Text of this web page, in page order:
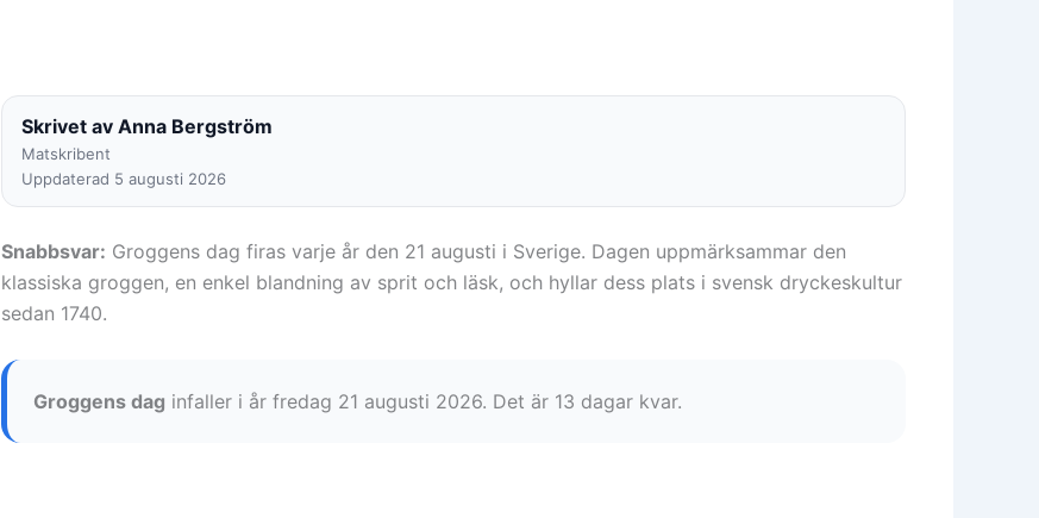
Skrivet av Anna Bergström
Matskribent
Uppdaterad 5 augusti 2026
Snabbsvar: Groggens dag firas varje år den 21 augusti i Sverige. Dagen uppmärksammar den
klassiska groggen, en enkel blandning av sprit och läsk, och hyllar dess plats i svensk dryckeskultur
sedan 1740.
Groggens dag infaller i år fredag 21 augusti 2026. Det är 13 dagar kvar.